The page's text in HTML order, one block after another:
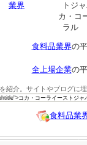
業界
トジ
カ・コ
ラル
食料品業界の
全上場企業の
紹介。サイトやブログに埋
食料品業